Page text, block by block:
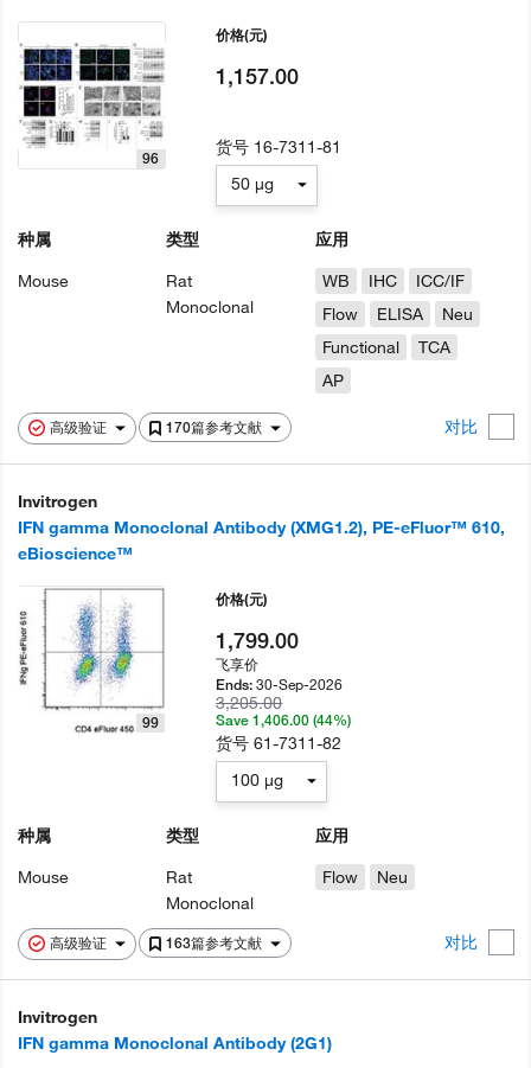
高级验证 170篇参考文献 对比
96
种属
Mouse
类型
Rat
Monoclonal
应用
WB
IHC
ICC/IF
Flow
ELISA
Neu
Functional
TCA
AP
价格(元)
1,157.00
货号 16-7311-81
50 µg
Invitrogen
IFN gamma Monoclonal Antibody (XMG1.2), PE-eFluor™ 610,
eBioscience™
高级验证 163篇参考文献 对比
99
种属
Mouse
类型
Rat
Monoclonal
应用
Flow
Neu
价格(元)
1,799.00
飞享价
Ends:30-Sep-2026
3,205.00
Save 1,406.00 (44%)
货号61-7311-82
100 µg
Invitrogen
IFN gamma Monoclonal Antibody (2G1)